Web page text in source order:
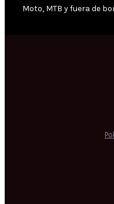
Moto, MTB y fuera de